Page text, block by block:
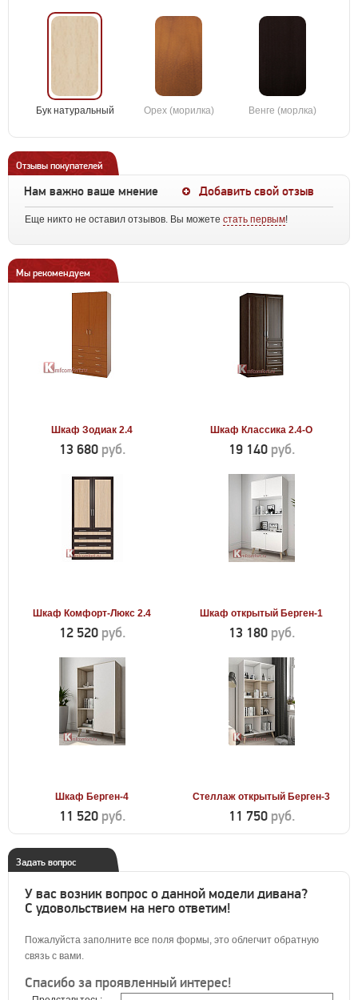
Бук натуральный Орех (морилка) Венге (морлка)
Отзывы покупателей
Нам важно ваше мнение Добавить свой отзыв
Еще никто не оставил отзывов. Вы можете стать первым!
Мы рекомендуем
Шкаф Зодиак 2.4
13 680 руб.
Шкаф Классика 2.4-О
19 140 руб.
Шкаф Комфорт-Люкс 2.4
12 520 руб.
Шкаф открытый Берген-1
13 180 руб.
Шкаф Берген-4
11 520 руб.
Стеллаж открытый Берген-3
11 750 руб.
Задать вопрос
У вас возник вопрос о данной модели дивана?
С удовольствием на него ответим!
Пожалуйста заполните все поля формы, это облегчит обратную
связь с вами.
Спасибо за проявленный интерес!